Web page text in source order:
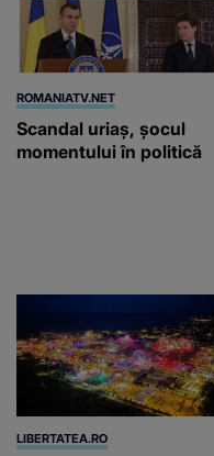
ROMANIATV.NET
Scandal uriaş, şocul
momentului în politică
LIBERTATEA.RO